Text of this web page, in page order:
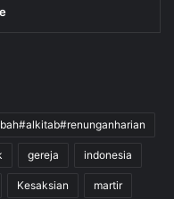
gereja indonesia
Kesaksian martir